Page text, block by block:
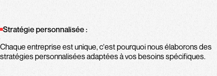
Stratégie personnalisée :
Chaque entreprise est unique, c'est pourquoi nous élaborons des
stratégies personnalisées adaptées à vos besoins spécifiques.